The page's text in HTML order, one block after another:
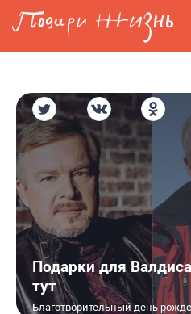
Перейти к основному
О
Войти
Подарки для
тут
Благотворительный день